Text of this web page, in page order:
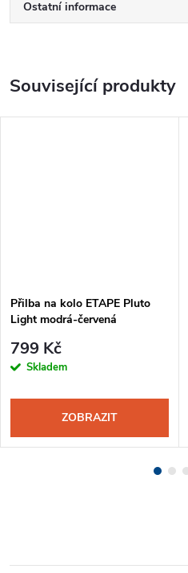
Ostatní informace
Související produkty
Přilba na kolo ETAPE Pluto
Light modrá-červená
799 Kč
Skladem
ZOBRAZIT